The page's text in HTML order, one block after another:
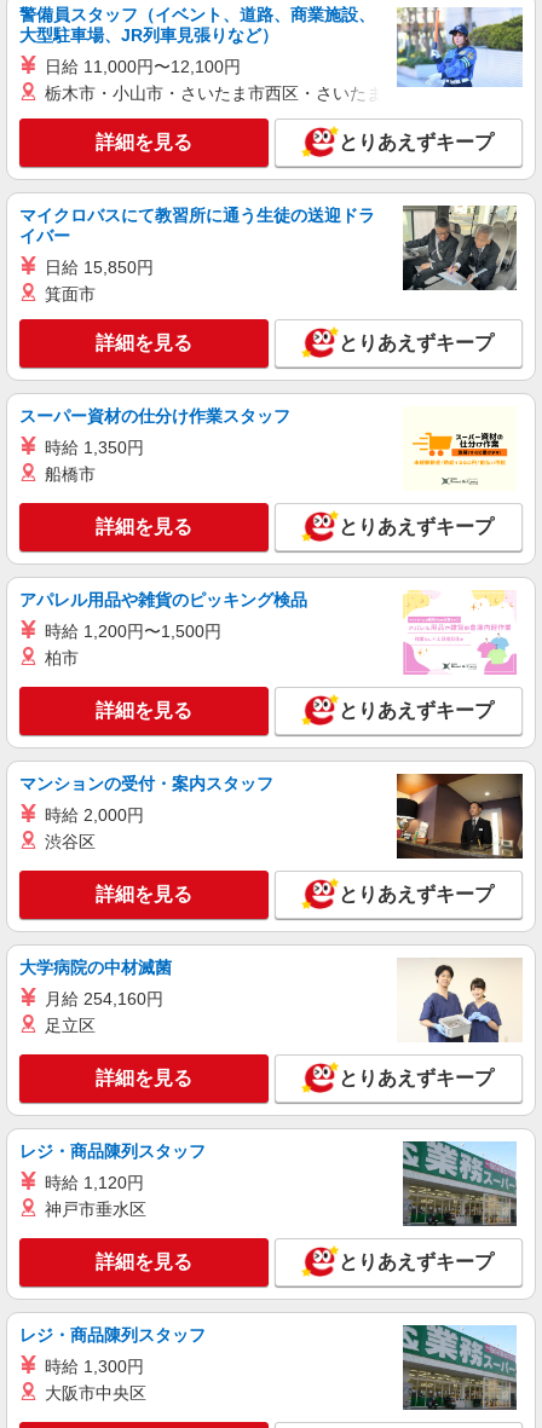
2
キープ 詳細を見る
文化堂月島☆株式会社チェッカーサポート NO．7715
レジスタッフ【お仕事NO．7715】
≪時給詳細≫ 時給 1,500円以上 ※高校生＝時
給1,400円以上 ★17時以降は時給100円UP！ ★さ
らに日祝は時給100円UP！ →日祝の17時以降は時
キープ
パート
サミットストア 月島3丁目店
スーパー店内精肉スタッフ
時給1400円〜1450円（経験や業務内容によ
■サミットストア 月島3丁目店 東京都中央区
月島3-18
キープ 詳細を見る
パート
サミットストア 月島3丁目店
スーパー店内総菜スタッフ
時給1400円〜1450円（経験や業務内容によ
る） ★22時以降は平日時給の3割増！（22時以降
の勤務がある場合）
月島3-18
詳細を見る
サミットストア 月島3丁目店
スーパー店内青果スタッフ
時給1400円〜1450円（経験や業務内容によ
る） ★22時以降は平日時給の3割増！（22時以降
■サミットストア 月島3丁目店 東京都中央区
月島3-18
キープ 詳細を見る
アルバイト パート
サミットストア
店舗スタッフ（青果・鮮魚・精肉・総菜・ベー
カリー・品出し・レジ）
［アルバイト・パート］ 時給1,400円 （大学
生・専門学生アルバイト：時給1,400円、高校生ア
ルバイト：時給1,226円） ※日・祝は時給＋100円
（パート・シニア社員のみ） ※22:00以降は3割増
し ※65歳以上の方はシニア社員となり、給与は時
東京都中央区晴海五丁目2番31号 ららテラス
HARUMI FLAG
キープ 詳細を見る
警備員スタッフ（イベント、道路、商業施設、
大型駐車場、JR列車見張りなど）
日給 11,000円〜12,100円
栃木市・小山市・さいたま市西区・さいたま市岩槻区・久喜市・
詳細を見る とりあえずキープ
マイクロバスにて教習所に通う生徒の送迎ドラ
イバー
日給 15,850円
箕面市
詳細を見る とりあえずキープ
スーパー資材の仕分け作業スタッフ
時給 1,350円
船橋市
詳細を見る とりあえずキープ
アパレル用品や雑貨のピッキング検品
時給 1,200円〜1,500円
柏市
詳細を見る とりあえずキープ
マンションの受付・案内スタッフ
時給 2,000円
渋谷区
詳細を見る とりあえずキープ
大学病院の中材滅菌
月給 254,160円
足立区
詳細を見る とりあえずキープ
レジ・商品陳列スタッフ
時給 1,120円
神戸市垂水区
詳細を見る とりあえずキープ
レジ・商品陳列スタッフ
時給 1,300円
大阪市中央区